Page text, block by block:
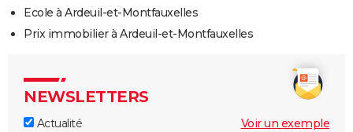
Ecole à Ardeuil-et-Montfauxelles
Prix immobilier à Ardeuil-et-Montfauxelles
NEWSLETTERS
Actualité
Voir un exemple